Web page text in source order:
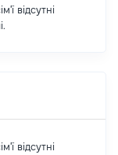
відсутні
відсутні